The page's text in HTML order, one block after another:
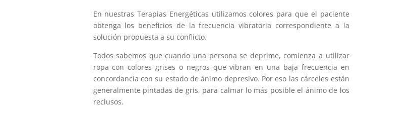
En nuestras Terapias Energéticas utilizamos colores para que el paciente
obtenga los beneficios de la frecuencia vibratoria correspondiente a la
solución propuesta a su conflicto.
Todos sabemos que cuando una persona se deprime, comienza a utilizar
ropa con colores grises o negros que vibran en una baja frecuencia en
concordancia con su estado de ánimo depresivo. Por eso las cárceles están
generalmente pintadas de gris, para calmar lo más posible el ánimo de los
reclusos.